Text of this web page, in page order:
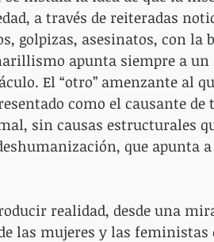
a través de reiteradas
golpizas, asesinatos, con la
apunta siempre a
El “otro” amenzante al
como el causante
sin causas estructurales
que apunta
realidad, desde una
las mujeres y las